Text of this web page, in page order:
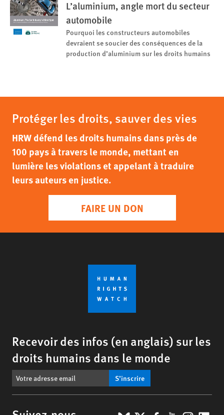
L’aluminium, angle mort du secteur
automobile
Pourquoi les constructeurs automobiles
devraient se soucier des conséquences de la
production d’aluminium sur les droits humains
Protéger les droits, sauver des vies
HRW défend les droits humains dans près de
100 pays à travers le monde, mettant en
lumière les violations et appelant à traduire
leurs auteurs en justice.
FAIRE UN DON
Recevoir des infos (en anglais) sur les
droits humains dans le monde
S’inscrire